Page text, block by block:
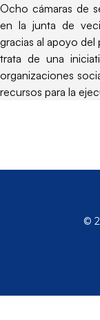
Ocho cámaras de
en la junta de
gracias al apoyo del
trata de una
organizaciones
recursos para la
©